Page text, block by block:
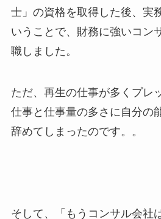
士」の資格を取得した後、実
いうことで、財務に強いコン
職しました。
ただ、再生の仕事が多くプレ
仕事と仕事量の多さに自分の
辞めてしまったのです。。
そして、「もうコンサル会社